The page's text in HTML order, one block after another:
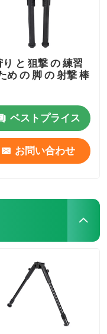
り と 狙撃 の 練習
め の 脚 の 射撃 棒
ベストプライス
お問い合わせ